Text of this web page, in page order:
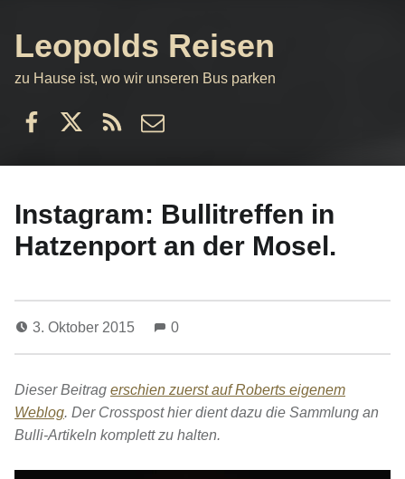
Leopolds Reisen
zu Hause ist, wo wir unseren Bus parken
Instagram: Bullitreffen in
Hatzenport an der Mosel.
3. Oktober 2015 0
Dieser Beitrag erschien zuerst auf Roberts eigenem
Weblog. Der Crosspost hier dient dazu die Sammlung an
Bulli-Artikeln komplett zu halten.